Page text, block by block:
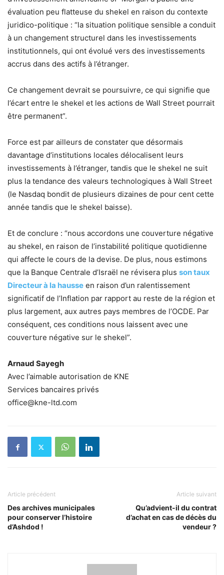
évaluation peu flatteuse du shekel en raison du contexte
juridico-politique : “la situation politique sensible a conduit
à un changement structurel dans les investissements
institutionnels, qui ont évolué vers des investissements
accrus dans des actifs à l’étranger.
Ce changement devrait se poursuivre, ce qui signifie que
l’écart entre le shekel et les actions de Wall Street pourrait
être permanent”.
Force est par ailleurs de constater que désormais
davantage d’institutions locales délocalisent leurs
investissements à l’étranger, tandis que le shekel ne suit
plus la tendance des valeurs technologiques à Wall Street
(le Nasdaq bondit de plusieurs dizaines de pour cent cette
année tandis que le shekel baisse).
Et de conclure : “nous accordons une couverture négative
au shekel, en raison de l’instabilité politique quotidienne
qui affecte le cours de la devise. De plus, nous estimons
que la Banque Centrale d’Israël ne révisera plus son taux
Directeur à la hausse en raison d’un ralentissement
significatif de l’Inflation par rapport au reste de la région et
plus largement, aux autres pays membres de l’OCDE. Par
conséquent, ces conditions nous laissent avec une
couverture négative sur le shekel”.
Arnaud Sayegh
Avec l’aimable autorisation de KNE
Services bancaires privés
office@kne-ltd.com
Article précédent
Des archives municipales
pour conserver l’histoire
d’Ashdod !
Article suivant
Qu’advient-il du contrat
d’achat en cas de décès du
vendeur ?